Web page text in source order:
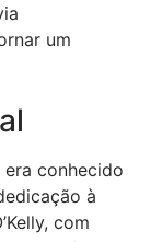
um
era conhecido
à
com